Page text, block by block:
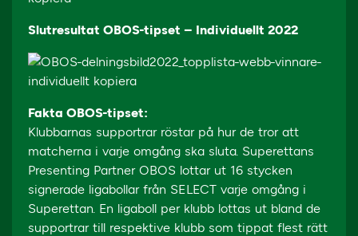
Slutresultat OBOS-tipset – Individuellt 2022
Fakta OBOS-tipset:
Klubbarnas supportrar röstar på hur de tror att
matcherna i varje omgång ska sluta. Superettans
Presenting Partner OBOS lottar ut 16 stycken
signerade ligabollar från SELECT varje omgång i
Superettan. En ligaboll per klubb lottas ut bland de
supportrar till respektive klubb som tippat flest rätt